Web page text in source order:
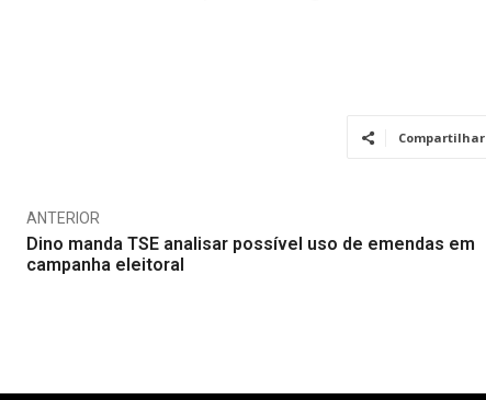
Compartilhar
ANTERIOR
Dino manda TSE analisar possível uso de emendas em
campanha eleitoral